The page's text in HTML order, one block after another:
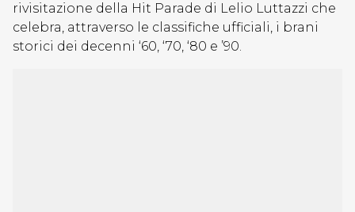
rivisitazione della Hit Parade di Lelio Luttazzi che
celebra, attraverso le classifiche ufficiali, i brani
storici dei decenni ‘60, ‘70, ‘80 e ’90.